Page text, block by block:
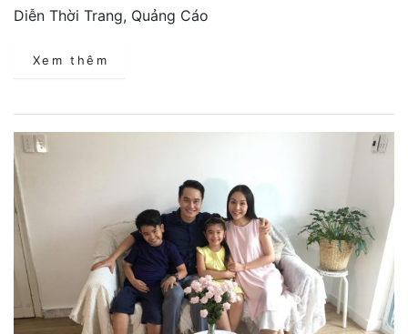
Diễn Thời Trang, Quảng Cáo
Xem thêm